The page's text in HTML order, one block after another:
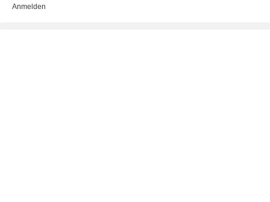
Anmelden